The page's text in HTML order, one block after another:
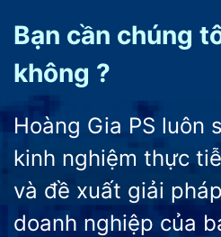
Bạn cần chúng
không ?
Hoàng Gia PS luôn
kinh nghiệm thực
và đề xuất giải
doanh nghiệp của